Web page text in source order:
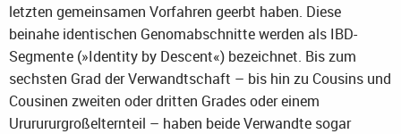
letzten gemeinsamen Vorfahren geerbt haben. Diese
beinahe identischen Genomabschnitte werden als IBD-
Segmente (»Identity by Descent«) bezeichnet. Bis zum
sechsten Grad der Verwandtschaft – bis hin zu Cousins und
Cousinen zweiten oder dritten Grades oder einem
Ururururgroßelternteil – haben beide Verwandte sogar